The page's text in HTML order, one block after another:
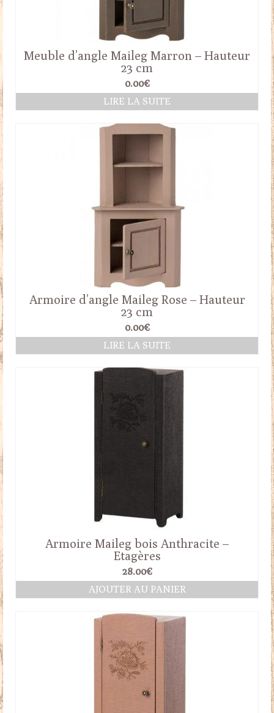
Meuble d’angle Maileg Marron – Hauteur
23 cm
0.00€
LIRE LA SUITE
Armoire d’angle Maileg Rose – Hauteur
23 cm
0.00€
LIRE LA SUITE
Armoire Maileg bois Anthracite –
Etagères
28.00€
AJOUTER AU PANIER